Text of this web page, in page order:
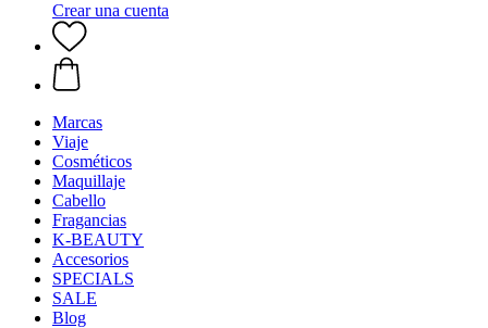
Crear una cuenta
Marcas
Viaje
Cosméticos
Maquillaje
Cabello
Fragancias
K-BEAUTY
Accesorios
SPECIALS
SALE
Blog